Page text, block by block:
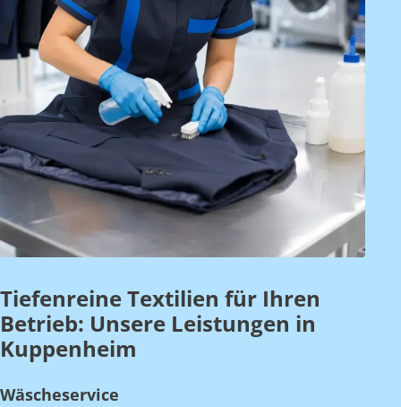
Tiefenreine Textilien für Ihren
Betrieb: Unsere Leistungen in
Kuppenheim
Wäscheservice